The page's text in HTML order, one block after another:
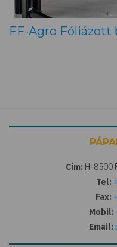
FF-Agro Fóliázott
Cím: H-8500
Tel:
Fax:
Mobil:
Email: